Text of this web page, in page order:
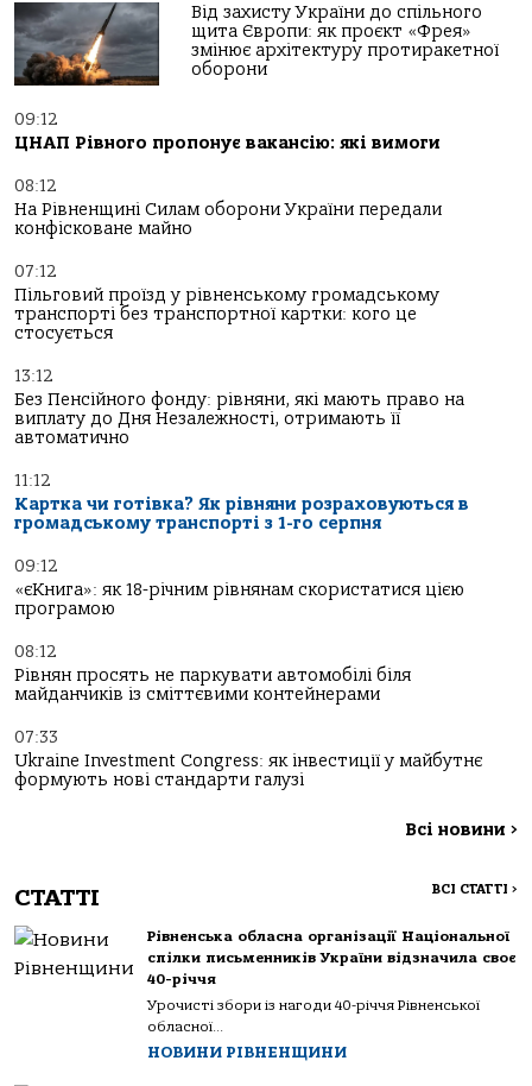
Від захисту України до спільного
щита Європи: як проєкт «Фрея»
змінює архітектуру протиракетної
оборони
09:12
ЦНАП Рівного пропонує вакансію: які вимоги
08:12
На Рівненщині Силам оборони України передали
конфісковане майно
07:12
Пільговий проїзд у рівненському громадському
транспорті без транспортної картки: кого це
стосується
13:12
Без Пенсійного фонду: рівняни, які мають право на
виплату до Дня Незалежності, отримають її
автоматично
11:12
Картка чи готівка? Як рівняни розраховуються в
громадському транспорті з 1-го серпня
09:12
«єКнига»: як 18-річним рівнянам скористатися цією
програмою
08:12
Рівнян просять не паркувати автомобілі біля
майданчиків із сміттєвими контейнерами
07:33
Ukraine Investment Congress: як інвестиції у майбутнє
формують нові стандарти галузі
Всі новини >
СТАТТІ ВСІ СТАТТІ >
Рівненська обласна організації Національної
спілки письменників України відзначила своє
40-річчя
Урочисті збори із нагоди 40-річчя Рівненської
обласної...
НОВИНИ РІВНЕНЩИНИ